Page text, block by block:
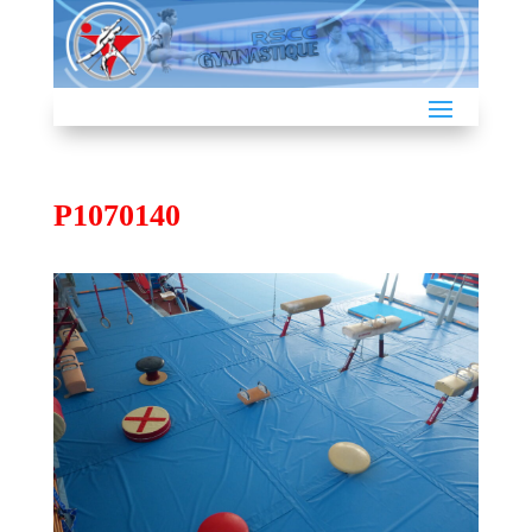
P1070140